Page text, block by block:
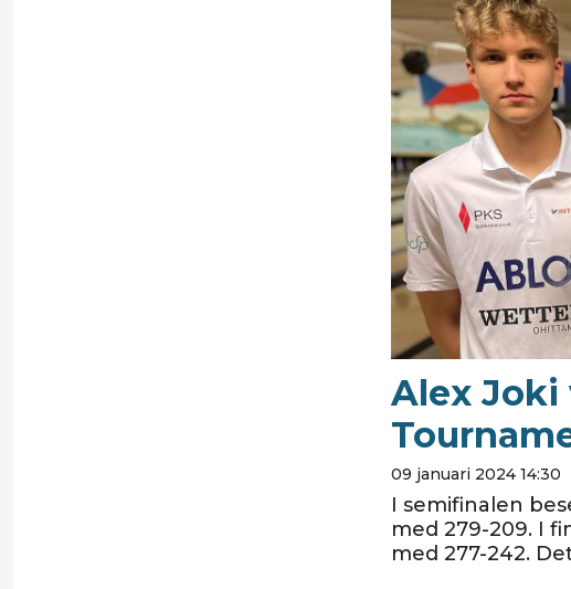
Alex Joki
09 januari 2024 14:30
I semifinalen
med 279-209. I
med 277-242.